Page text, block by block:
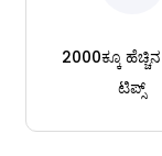
2000ಕ್ಕೂ
ಟಿಪ್ಸ್